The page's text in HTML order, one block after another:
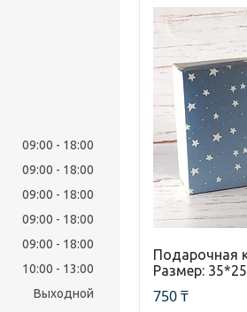
Подарочная
Размер:
750 ₸
09:00
18:00
09:00
18:00
09:00
18:00
09:00
18:00
09:00
18:00
10:00
13:00
Выходной